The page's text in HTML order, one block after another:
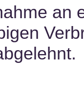
an